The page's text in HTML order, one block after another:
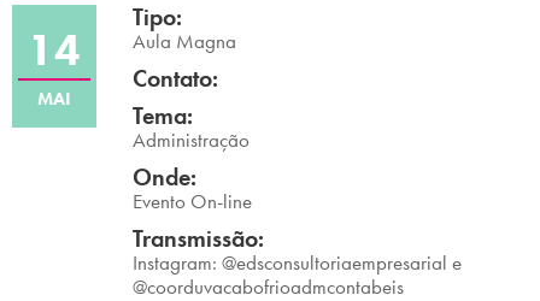
Atendimento (21) 2574 8888
Conclua sua Matrícula
INSCREVA-SE
ÁREA DO ALUNO LOGIN
14
MAI
Tipo:
Aula Magna
Contato:
Tema:
Administração
Onde:
Evento On-line
Transmissão:
Instagram: @edsconsultoriaempresarial e
@coorduvacabofrioadmcontabeis